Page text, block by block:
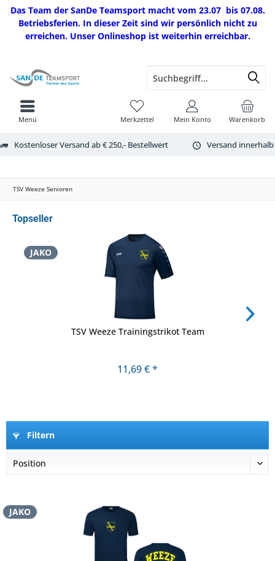
Das Team der SanDe Teamsport macht vom 23.07 bis 07.08.
Betriebsferien. In dieser Zeit sind wir persönlich nicht zu
erreichen. Unser Onlineshop ist weiterhin erreichbar.
Kostenloser Versand ab € 250,- Bestellwert Versand
Warenkorb
Merkzettel Mein Konto
Menü
TSV Weeze Senioren
Topseller
JAKO
TSV Weeze Trainingstrikot Team
11,69 € *
Filtern
JAKO